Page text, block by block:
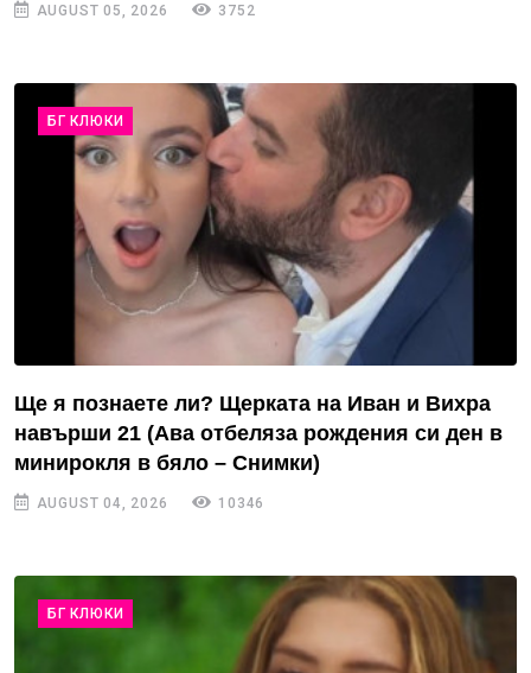
AUGUST 05, 2026 3752
БГ КЛЮКИ
Ще я познаете ли? Щерката на Иван и Вихра
навърши 21 (Ава отбеляза рождения си ден в
минирокля в бяло – Снимки)
AUGUST 04, 2026 10346
БГ КЛЮКИ